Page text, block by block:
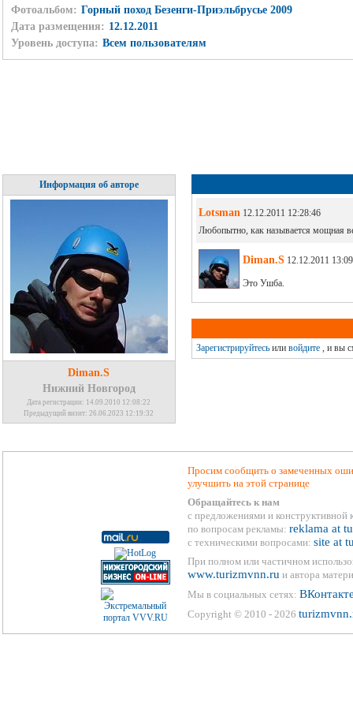
Фотоальбом: Горный поход Безенги-Приэльбрусье 2009
Дата размещения: 12.12.2011
Уровень доступа: Всем пользователям
Информация об авторе
Diman.S
Нижний Новгород
Дата регистрации: 14.09.2010 12:08:22
Предыдущий визит: 26.06.2023 12:19:32
Lotsman12.12.2011 12:28:46
Любопытно, как называется мощная
Diman.S12.12.2011
Это Ушба.
Зарегистрируйтесьили войдите, и вы
Просим сообщить о замеченных
улучшить на этой странице
Обращайтесь к нам
с предложениями и конструктивной
по вопросам рекламы: reklama at
с техническими вопросами: site at
При полном или частичном
www.turizmvnn.ru и автора
Мы в социальных сетях:
Copyright © 2010 - 2026